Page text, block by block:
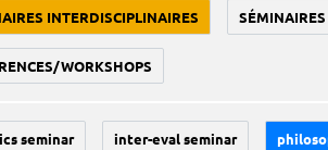
INTERDISCIPLINAIRES
WORKSHOPS
seminar inter-eval seminar